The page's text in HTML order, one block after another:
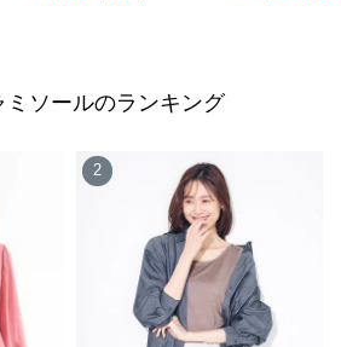
ミソールのランキング
2